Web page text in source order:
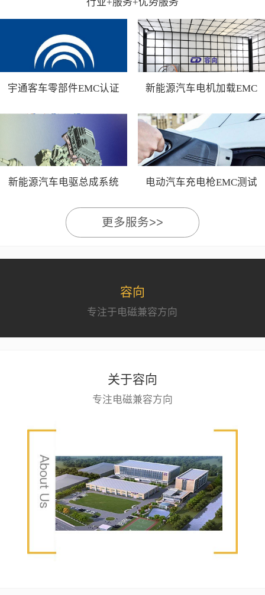
宇通客车零部件EMC认证
新能源汽车电机加载EMC
新能源汽车电驱总成系统
电动汽车充电枪EMC测试
更多服务>>
容向
专注于电磁兼容方向
关于容向
专注电磁兼容方向